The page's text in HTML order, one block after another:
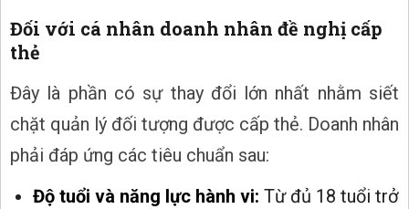
Đối với cá nhân doanh nhân đề nghị cấp
thẻ
Đây là phần có sự thay đổi lớn nhất nhằm siết
chặt quản lý đối tượng được cấp thẻ. Doanh nhân
phải đáp ứng các tiêu chuẩn sau:
Độ tuổi và năng lực hành vi: Từ đủ 18 tuổi trở